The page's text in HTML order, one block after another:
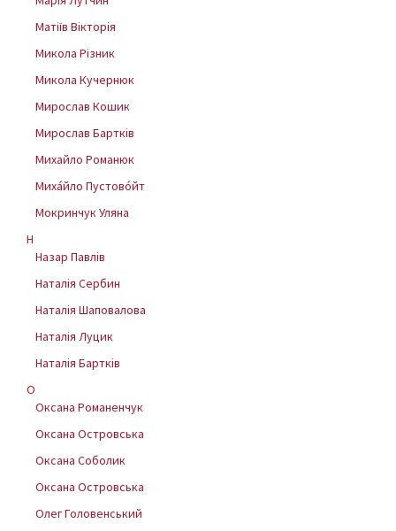
Матіїв Вікторія
Микола Різник
Микола Кучернюк
Мирослав Кошик
Мирослав Бартків
Михайло Романюк
Миха́йло Пустово́йт
Мокринчук Уляна
Н
Назар Павлів
Наталія Сербин
Наталія Шаповалова
Наталія Луцик
Наталія Бартків
О
Оксана Романенчук
Оксана Островська
Оксана Соболик
Оксана Островська
Олег Головенський